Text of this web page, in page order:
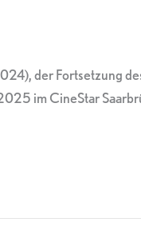
der Fortsetzung
im CineStar